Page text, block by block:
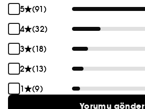
5
(91)
4
(32)
3
(18)
2
(13)
1
(9)
Yorumu gönder